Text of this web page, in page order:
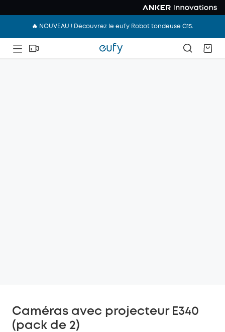
🔥 NOUVEAU ! Découvrez le eufy Robot tondeuse C15.
Caméras avec projecteur E340
(pack de 2)